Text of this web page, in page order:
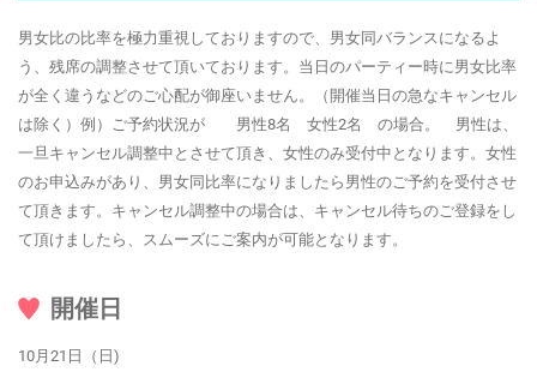
男女比の比率を極力重視しておりますので、男女同バランスになるよ
う、残席の調整させて頂いております。当日のパーティー時に男女比率
が全く違うなどのご心配が御座いません。（開催当日の急なキャンセル
は除く）例）ご予約状況が 男性8名 女性2名 の場合。 男性は、
一旦キャンセル調整中とさせて頂き、女性のみ受付中となります。女性
のお申込みがあり、男女同比率になりましたら男性のご予約を受付させ
て頂きます。キャンセル調整中の場合は、キャンセル待ちのご登録をし
て頂けましたら、スムーズにご案内が可能となります。
開催日
10月21日（日)